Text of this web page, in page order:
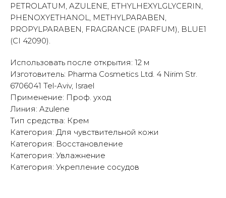
PETROLATUM, AZULENE, ETHYLHEXYLGLYCERIN,
PHENOXYETHANOL, METHYLPARABEN,
PROPYLPARABEN, FRAGRANCE (PARFUM), BLUE1
(CI 42090).
Использовать после открытия: 12 м
Изготовитель: Pharma Cosmetics Ltd. 4 Nirim Str.
6706041 Tel-Aviv, Israel
Применение: Проф. уход
Линия: Azulene
Тип средства: Крем
Категория: Для чувствительной кожи
Категория: Восстановление
Категория: Увлажнение
Категория: Укрепление сосудов